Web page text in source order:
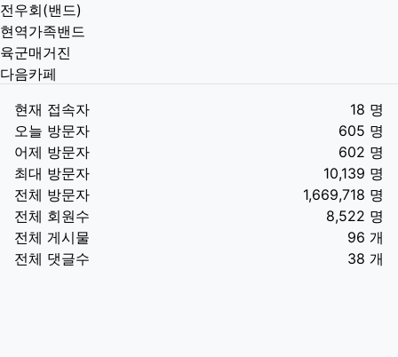
전우회(밴드)
현역가족밴드
육군매거진
다음카페
현재 접속자
18 명
오늘 방문자
605 명
어제 방문자
602 명
최대 방문자
10,139 명
전체 방문자
1,669,718 명
전체 회원수
8,522 명
전체 게시물
96 개
전체 댓글수
38 개